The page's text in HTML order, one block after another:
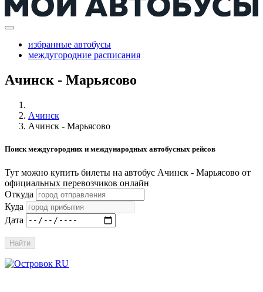
избранные автобусы
междугородние расписания
Ачинск - Марьясово
Ачинск
Ачинск - Марьясово
Поиск междугородних и международных автобусных рейсов
Тут можно купить билеты на автобус Ачинск - Марьясово от
официальных перевозчиков онлайн
Откуда
Куда
Дата
Найти